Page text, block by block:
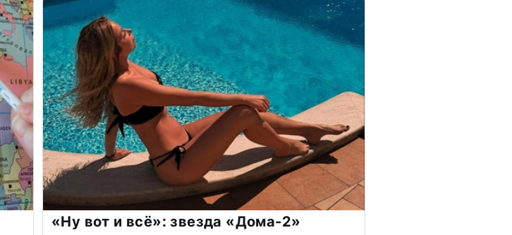
«Ну вот и всё»: звезда «Дома-2»